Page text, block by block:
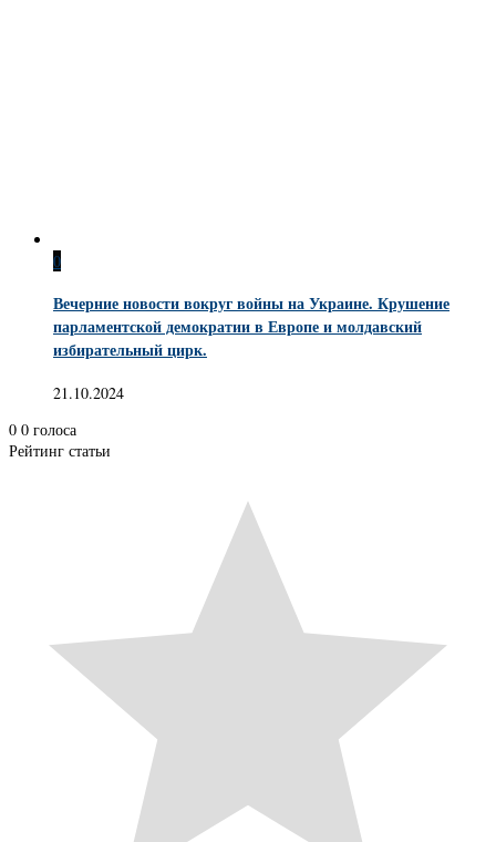
0
Вечерние новости вокруг войны на Украине. Крушение
парламентской демократии в Европе и молдавский
избирательный цирк.
21.10.2024
0 0 голоса
Рейтинг статьи